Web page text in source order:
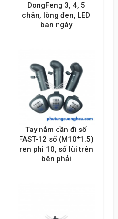
DongFeng 3, 4, 5
chân, lòng đen, LED
ban ngày
Tay nắm cần đi số
FAST-12 số (M10*1.5)
ren phi 10, số lùi trên
bên phải